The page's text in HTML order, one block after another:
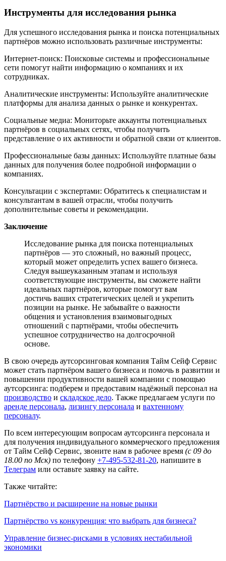
Инструменты для исследования рынка
Для успешного исследования рынка и поиска потенциальных
партнёров можно использовать различные инструменты:
Интернет-поиск: Поисковые системы и профессиональные
сети помогут найти информацию о компаниях и их
сотрудниках.
Аналитические инструменты: Используйте аналитические
платформы для анализа данных о рынке и конкурентах.
Социальные медиа: Мониторьте аккаунты потенциальных
партнёров в социальных сетях, чтобы получить
представление о их активности и обратной связи от клиентов.
Профессиональные базы данных: Используйте платные базы
данных для получения более подробной информации о
компаниях.
Консультации с экспертами: Обратитесь к специалистам и
консультантам в вашей отрасли, чтобы получить
дополнительные советы и рекомендации.
Заключение
Исследование рынка для поиска потенциальных
партнёров — это сложный, но важный процесс,
который может определить успех вашего бизнеса.
Следуя вышеуказанным этапам и используя
соответствующие инструменты, вы сможете найти
идеальных партнёров, которые помогут вам
достичь ваших стратегических целей и укрепить
позиции на рынке. Не забывайте о важности
общения и установления взаимовыгодных
отношений с партнёрами, чтобы обеспечить
успешное сотрудничество на долгосрочной
основе.
В свою очередь аутсорсинговая компания Тайм Сейф Сервис
может стать партнёром вашего бизнеса и помочь в развитии и
повышении продуктивности вашей компании с помощью
аутсорсинга: подберем и предоставим надёжный персонал на
производство и складское дело. Также предлагаем услуги по
аренде персонала, лизингу персонала и вахтенному
персоналу.
По всем интересующим вопросам аутсорсинга персонала и
для получения индивидуального коммерческого предложения
от Тайм Сейф Сервис, звоните нам в рабочее время (с 09 до
18.00 по Мск) по телефону +7-495-532-81-20, напишите в
Телеграм или оставьте заявку на сайте.
Также читайте:
Партнёрство и расширение на новые рынки
Партнёрство vs конкуренция: что выбрать для бизнеса?
Управление бизнес-рисками в условиях нестабильной
экономики